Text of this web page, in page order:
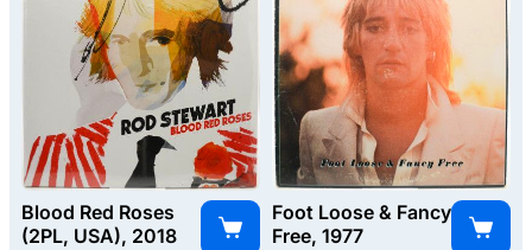
Blood Red Roses
(2PL, USA), 2018
Foot Loose & Fancy
Free, 1977